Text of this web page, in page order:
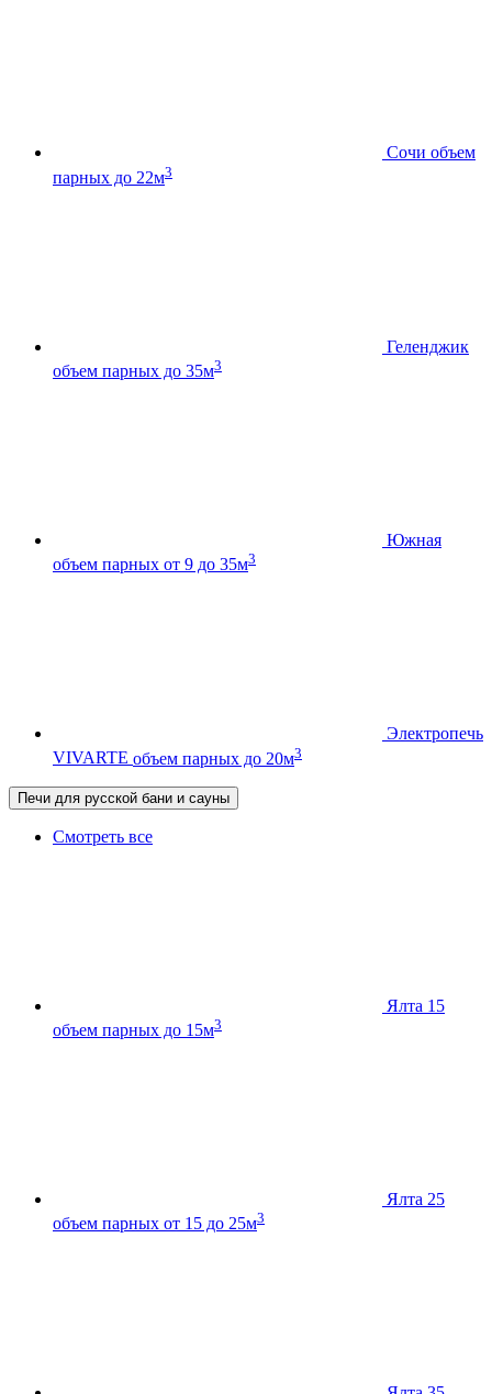
Сочи объем
парных до 22м3
Геленджик
объем парных до 35м3
Южная
объем парных от 9 до 35м3
Электропечь
VIVARTE объем парных до 20м3
Печи для русской бани и сауны
Смотреть все
Ялта 15
объем парных до 15м3
Ялта 25
объем парных от 15 до 25м3